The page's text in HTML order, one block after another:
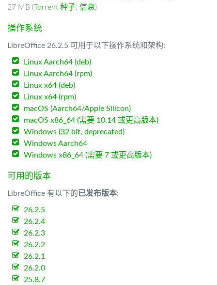
27 MB (Torrent 种子, 信息)
操作系统
LibreOffice 26.2.5 可用于以下操作系统和架构:
Linux Aarch64 (deb)
Linux Aarch64 (rpm)
Linux x64 (deb)
Linux x64 (rpm)
macOS (Aarch64/Apple Silicon)
macOS x86_64 (需要 10.14 或更高版本)
Windows (32 bit, deprecated)
Windows Aarch64
Windows x86_64 (需要 7 或更高版本)
可用的版本
LibreOffice 有以下的已发布版本:
26.2.5
26.2.4
26.2.3
26.2.2
26.2.1
26.2.0
25.8.7